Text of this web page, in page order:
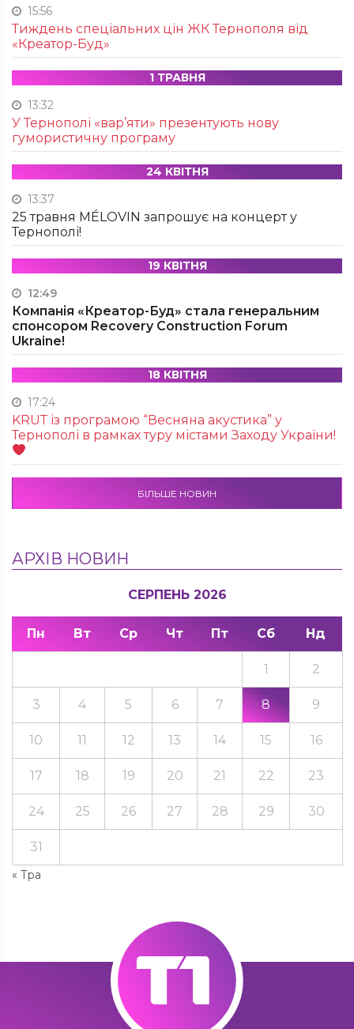
15:56
Тиждень спеціальних цін ЖК Тернополя від
«Креатор-Буд»
1 ТРАВНЯ
13:32
У Тернополі «вар’яти» презентують нову
гумористичну програму
24 КВІТНЯ
13:37
25 травня MÉLOVIN запрошує на концерт у
Тернополі!
19 КВІТНЯ
12:49
Компанія «Креатор-Буд» стала генеральним
спонсором Recovery Construction Forum
Ukraine!
18 КВІТНЯ
17:24
KRUТ із програмою “Весняна акустика” у
Тернополі в рамках туру містами Заходу України!
БІЛЬШЕ НОВИН
АРХІВ НОВИН
СЕРПЕНЬ 2026
Пн Вт Ср Чт Пт Сб Нд
« Тра
1 2
3 4 5 6 7 8 9
10 11 12 13 14 15 16
17 18 19 20 21 22 23
24 25 26 27 28 29 30
31